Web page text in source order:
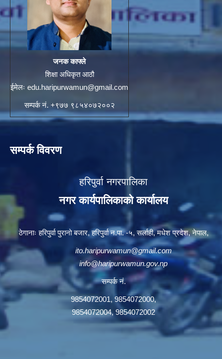
जनक काफ्ले
शिक्षा अधिकृत आठौ
ईमेलः edu.haripurwamun@gmail.com
सम्पर्क नं. +९७७ ९८५४०७२००२
सम्पर्क विवरण
हरिपुर्वा नगरपालिका
नगर कार्यपालिकाको कार्यालय
ठेगानाः हरिपुर्वा पुरानो बजार, हरिपुर्वा न.पा. -५, सर्लाही, मधेश प्रदेश, नेपाल,
ito.haripurwamun@gmail.com
info@haripurwamun.gov.np
सम्पर्क नं.
9854072001, 9854072000,
9854072004, 9854072002